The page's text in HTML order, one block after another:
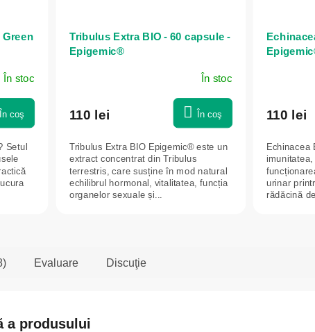
Green
În stoc
În coş
Setul
Tribulus Extra BIO - 60 capsule -
Epigemic®
În stoc
110 lei În coş
Tribulus Extra BIO Epigemic® este un
extract concentrat din Tribulus
terrestris, care susține în mod natural
echilibrul hormonal, vitalitatea, funcția
organelor sexuale și...
110 lei
Echinacea
urinar
rădăcină
Evaluare Discuţie
a produsului